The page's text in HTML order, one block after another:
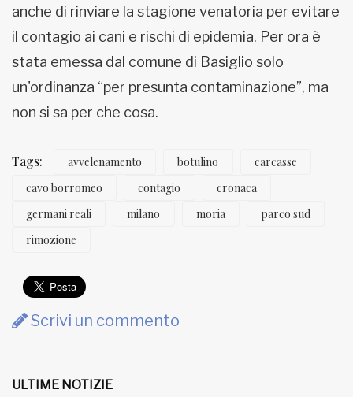
anche di rinviare la stagione venatoria per evitare
il contagio ai cani e rischi di epidemia. Per ora è
stata emessa dal comune di Basiglio solo
un'ordinanza “per presunta contaminazione”, ma
non si sa per che cosa.
Tags: avvelenamento botulino
carcasse
cavo borromeo
contagio
cronaca
germani reali
milano moria
parco sud
rimozione
Scrivi un commento
ULTIME NOTIZIE